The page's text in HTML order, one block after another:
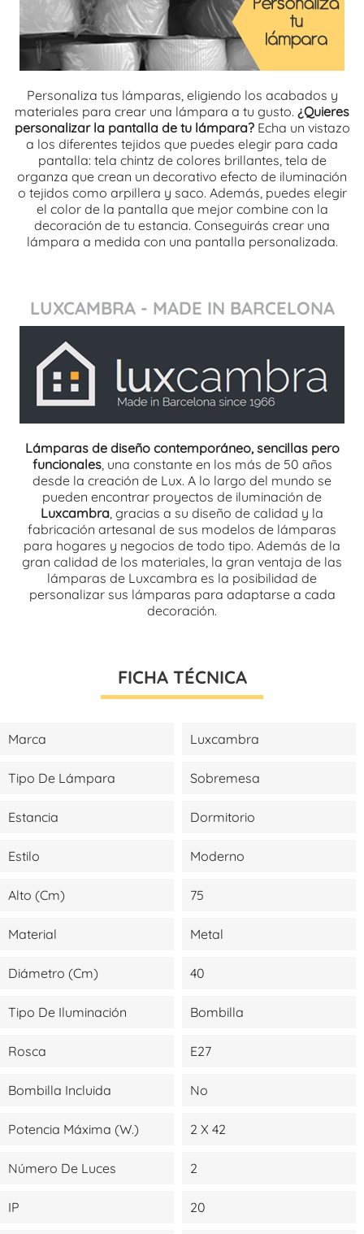
Personaliza tus lámparas, eligiendo los acabados y
materiales para crear una lámpara a tu gusto. ¿Quieres
personalizar la pantalla de tu lámpara?Echa un vistazo
a los diferentes tejidos que puedes elegir para cada
pantalla: tela chintz de colores brillantes, tela de
organza que crean un decorativo efecto de iluminación
o tejidos como arpillera y saco. Además, puedes elegir
el color de la pantalla que mejor combine con la
decoración de tu estancia. Conseguirás crear una
lámpara a medida con una pantalla personalizada.
LUXCAMBRA - MADE IN BARCELONA
Lámparas de diseño contemporáneo, sencillas pero
funcionales, una constante en los más de 50 años
desde la creación de Lux. A lo largo del mundo se
pueden encontrar proyectos de iluminación de
Luxcambra , gracias a su diseño de calidad y la
fabricación artesanal de sus modelos de lámparas
para hogares y negocios de todo tipo. Además de la
gran calidad de los materiales, la gran ventaja de las
lámparas de Luxcambra es la posibilidad de
personalizar sus lámparas para adaptarse a cada
decoración.
FICHA TÉCNICA
Marca Luxcambra
Tipo De Lámpara Sobremesa
Estancia Dormitorio
Estilo Moderno
Alto (cm) 75
Material Metal
Diámetro (cm) 40
Tipo De Iluminación Bombilla
Rosca E27
Bombilla Incluida No
Potencia Máxima (W.) 2 X 42
Número De Luces 2
IP 20